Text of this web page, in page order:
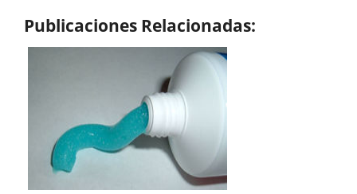
Publicaciones Relacionadas: